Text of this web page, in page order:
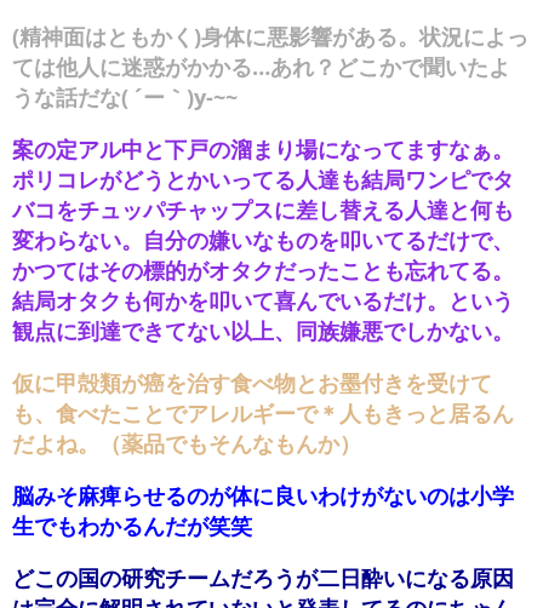
(精神面はともかく)身体に悪影響がある。状況によっ
ては他人に迷惑がかかる…あれ？どこかで聞いたよ
うな話だな( ´ー｀)y-~~
案の定アル中と下戸の溜まり場になってますなぁ。
ポリコレがどうとかいってる人達も結局ワンピでタ
バコをチュッパチャップスに差し替える人達と何も
変わらない。自分の嫌いなものを叩いてるだけで、
かつてはその標的がオタクだったことも忘れてる。
結局オタクも何かを叩いて喜んでいるだけ。という
観点に到達できてない以上、同族嫌悪でしかない。
仮に甲殻類が癌を治す食べ物とお墨付きを受けて
も、食べたことでアレルギーで＊人もきっと居るん
だよね。（薬品でもそんなもんか）
脳みそ麻痺らせるのが体に良いわけがないのは小学
生でもわかるんだが笑笑
どこの国の研究チームだろうが二日酔いになる原因